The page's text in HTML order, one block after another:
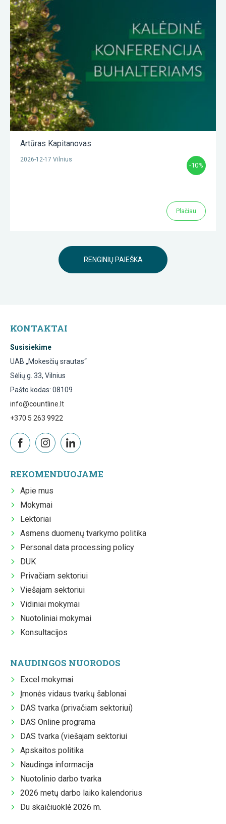
Artūras Kapitanovas
2026-12-17 Vilnius
-10%
Plačiau
RENGINIŲ PAIEŠKA
KONTAKTAI
Susisiekime
UAB „Mokesčių srautas“
Sėlių g. 33, Vilnius
Pašto kodas: 08109
info@countline.lt
+370 5 263 9922
REKOMENDUOJAME
Apie mus
Mokymai
Lektoriai
Asmens duomenų tvarkymo politika
Personal data processing policy
DUK
Privačiam sektoriui
Viešajam sektoriui
Vidiniai mokymai
Nuotoliniai mokymai
Konsultacijos
NAUDINGOS NUORODOS
Excel mokymai
Įmonės vidaus tvarkų šablonai
DAS tvarka (privačiam sektoriui)
DAS Online programa
DAS tvarka (viešajam sektoriui
Apskaitos politika
Naudinga informacija
Nuotolinio darbo tvarka
2026 metų darbo laiko kalendorius
Du skaičiuoklė 2026 m.